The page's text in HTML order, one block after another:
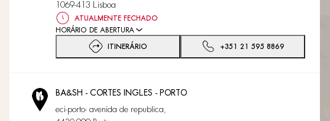
1069-413 Lisboa
ATUALMENTE FECHADO
HORÁRIO DE ABERTURA
ITINERÁRIO +351 21 595 8869
BA&SH - CORTES INGLES - PORTO
eci-porto- avenida de republica,